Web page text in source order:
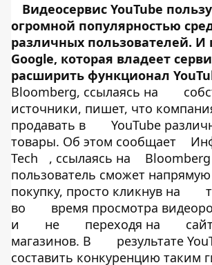
Видеосервис YouTube
огромной популярностью
различных пользователей. И
Google, которая владеет
расширить функционал
Bloomberg, ссылаясь на
источники, пишет, что
продавать в
YouTube
товары. Об этом сообщает
Tech
, ссылаясь на Bloomberg
пользователь сможет напрямую
покупку, просто кликнув на
во
время просмотра
и
не переходя на
магазинов. В
результате
составить конкуренцию таким